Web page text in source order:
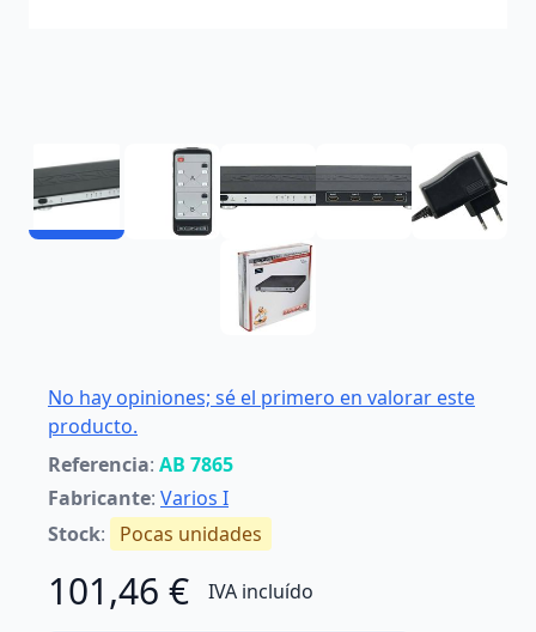
No hay opiniones; sé el primero en valorar este
producto.
Referencia: AB 7865
Fabricante: Varios I
Stock: Pocas unidades
101,46 € IVA incluído